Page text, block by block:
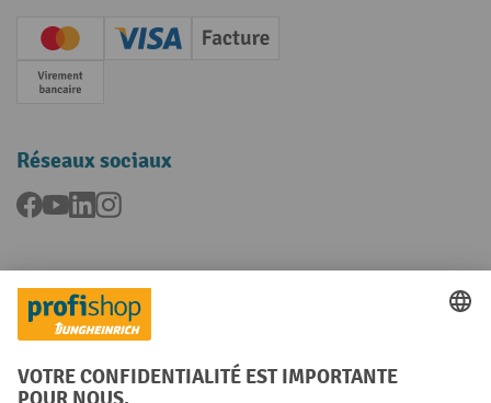
Creditcard (Master)Creditcard (Visa)
Facture
Paiement anticipé
Réseaux sociaux
Facebook
YouTubeLinkedInInstagram
Langues
FR NL